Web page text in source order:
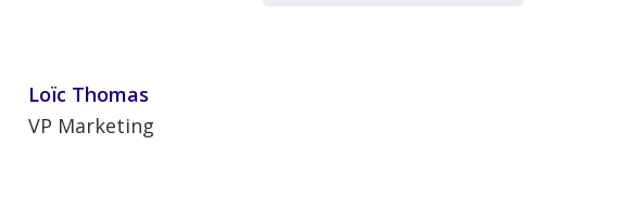
Loïc Thomas
VP Marketing